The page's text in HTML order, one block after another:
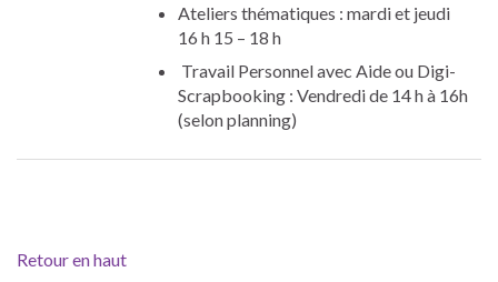
Ateliers thématiques : mardi et jeudi
16 h 15 – 18 h
Travail Personnel avec Aide ou Digi-
Scrapbooking : Vendredi de 14 h à 16h
(selon planning)
Retour en haut